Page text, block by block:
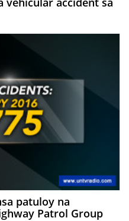
patuloy na
Patrol Group